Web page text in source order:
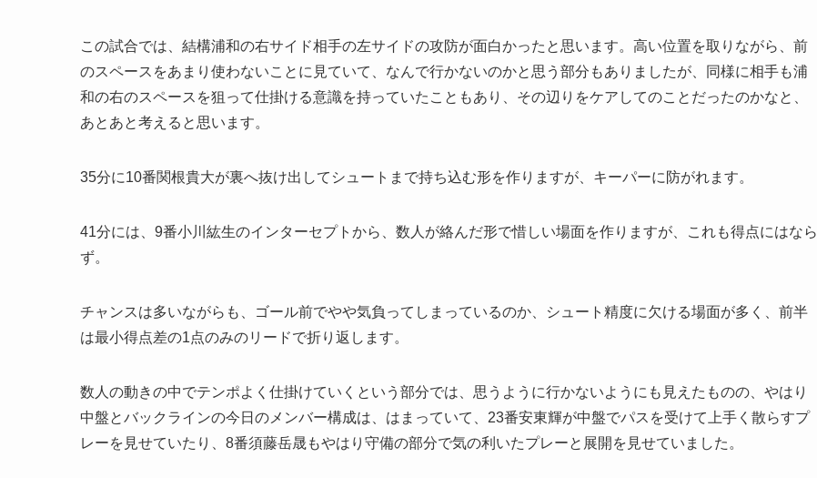
この試合では、結構浦和の右サイド相手の左サイドの攻防が面白かったと思います。高い位置を取りながら、前
のスペースをあまり使わないことに見ていて、なんで行かないのかと思う部分もありましたが、同様に相手も浦
和の右のスペースを狙って仕掛ける意識を持っていたこともあり、その辺りをケアしてのことだったのかなと、
あとあと考えると思います。
35分に10番関根貴大が裏へ抜け出してシュートまで持ち込む形を作りますが、キーパーに防がれます。
41分には、9番小川紘生のインターセプトから、数人が絡んだ形で惜しい場面を作りますが、これも得点にはなら
ず。
チャンスは多いながらも、ゴール前でやや気負ってしまっているのか、シュート精度に欠ける場面が多く、前半
は最小得点差の1点のみのリードで折り返します。
数人の動きの中でテンポよく仕掛けていくという部分では、思うように行かないようにも見えたものの、やはり
中盤とバックラインの今日のメンバー構成は、はまっていて、23番安東輝が中盤でパスを受けて上手く散らすプ
レーを見せていたり、8番須藤岳晟もやはり守備の部分で気の利いたプレーと展開を見せていました。